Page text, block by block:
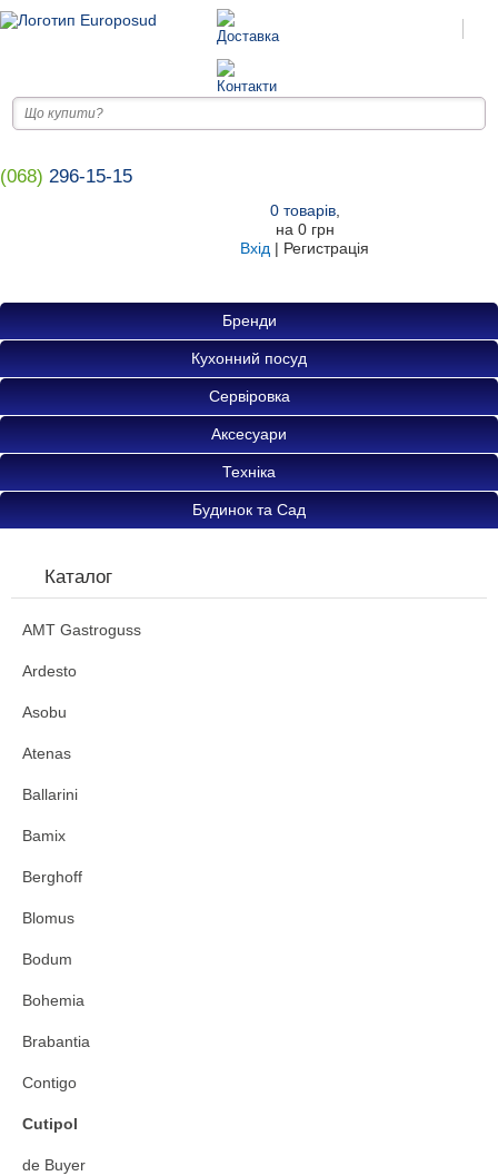
(068) 296-15-15
0товарів,
на 0 грн
Вхід | Регистрація
Бренди
Кухонний посуд
Сервіровка
Аксесуари
Техніка
Будинок та Сад
Каталог
AMT Gastroguss
Ardesto
Asobu
Atenas
Ballarini
Bamix
Berghoff
Blomus
Bodum
Bohemia
Brabantia
Contigo
Cutipol
de Buyer